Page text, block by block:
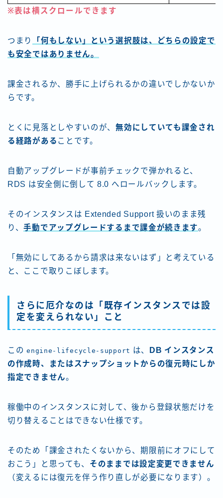
※表は横スクロールできます
つまり
「何もしない」という選択肢は、どちらの設定で
も安全ではありません。
課金されるか、勝手に上げられるかの違いでしかないか
らです。
とくに見落としやすいのが、無効にしていても課金され
る経路がある ことです。
自動アップグレードが事前チェックで弾かれると、
RDS は安全側に倒して 8.0 へロールバックします。
そのインスタンスは Extended Support 扱いのまま残
り、手動でアップグレードするまで課金が続きます。
「無効にしてあるから請求は来ないはず」と考えている
と、ここで取りこぼします。
さらに厄介なのは「既存インスタンスでは設
定を変えられない」こと
このengine-lifecycle-support は、
DB インスタンス
の作成時、またはスナップショットからの復元時にしか
指定できません。
稼働中のインスタンスに対して、後から登録状態だけを
切り替えることはできない仕様です。
そのため「課金されたくないから、期限前にオフにして
おこう」と思っても、 そのままでは設定変更できません
（変えるには復元を伴う作り直しが必要になります）。